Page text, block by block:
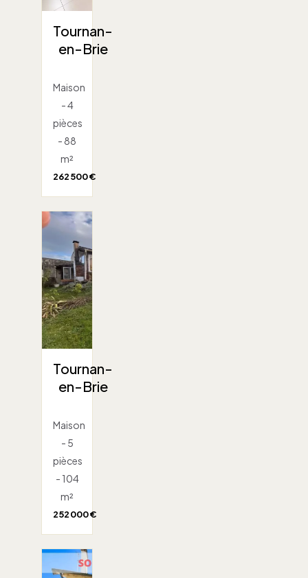
Tournan-
en-Brie
Maison
- 4
pièces
- 88
m²
262 500 €
Tournan-
en-Brie
Maison
- 5
pièces
- 104
m²
252 000 €